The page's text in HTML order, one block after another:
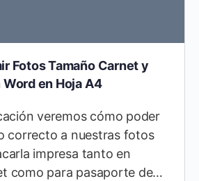
Fotos Tamaño Carnet y
en Hoja A4
veremos cómo poder
correcto a nuestras fotos
impresa tanto en
como para pasaporte de…